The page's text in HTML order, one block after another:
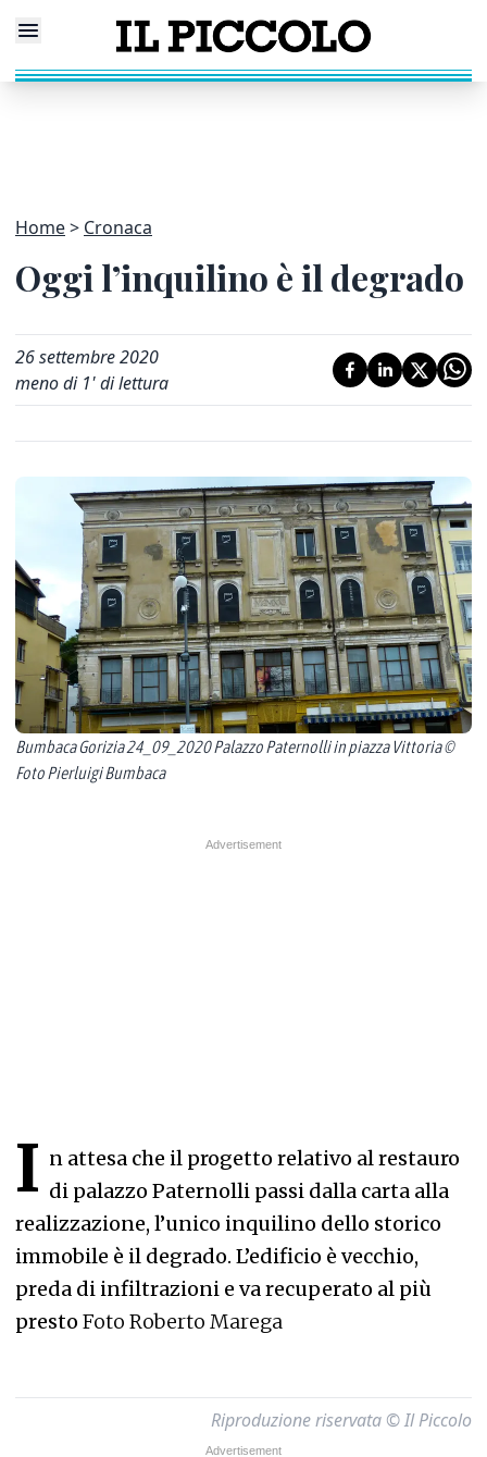
Home Cronaca
Oggi l’inquilino è il degrado
26 settembre 2020
meno di 1' di lettura
Bumbaca Gorizia 24_09_2020 Palazzo Paternolli in piazza Vittoria ©
Foto Pierluigi Bumbaca
I n attesa che il progetto relativo al restauro
di palazzo Paternolli passi dalla carta alla
realizzazione, l’unico inquilino dello storico
immobile è il degrado. L’edificio è vecchio,
preda di infiltrazioni e va recuperato al più
presto Foto Roberto Marega
Riproduzione riservata © Il Piccolo